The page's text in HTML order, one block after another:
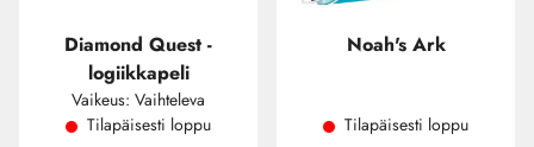
Diamond Quest -
logiikkapeli
Vaikeus: Vaihteleva
Tilapäisesti loppu
Noah's Ark
Tilapäisesti loppu